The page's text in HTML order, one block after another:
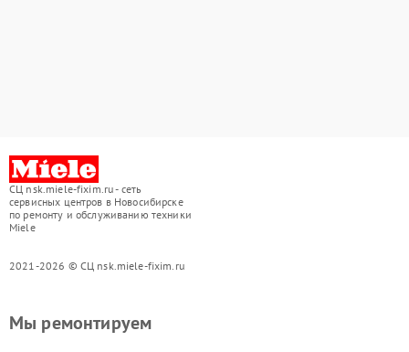
СЦ nsk.miele-fixim.ru - сеть
сервисных центров в Новосибирске
по ремонту и обслуживанию техники
Miele
2021-2026 © СЦ nsk.miele-fixim.ru
Мы ремонтируем